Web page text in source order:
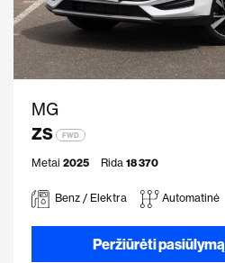
MG
ZS
FWD
Metai 2025 Rida 18 370
Benz / Elektra Automatinė
Peržiūrėti pasiūlymą